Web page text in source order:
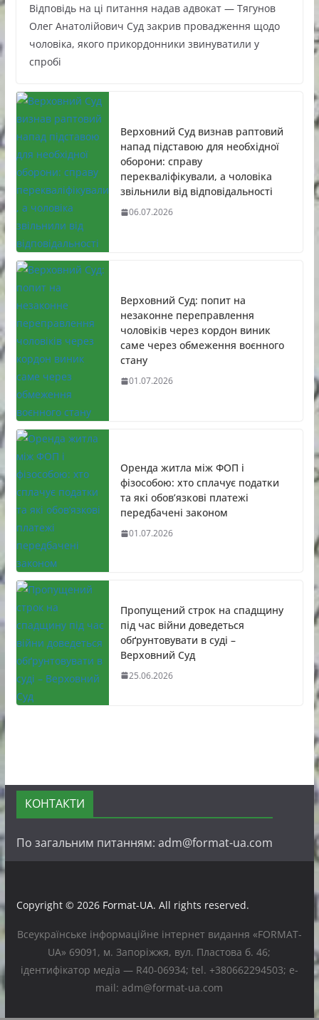
Відповідь на ці питання надав адвокат — Тягунов
Олег Анатолійович Суд закрив провадження щодо
чоловіка, якого прикордонники звинуватили у
спробі
Верховний Суд визнав раптовий
напад підставою для необхідної
оборони: справу
перекваліфікували, а чоловіка
звільнили від відповідальності
06.07.2026
Верховний Суд: попит на
незаконне переправлення
чоловіків через кордон виник
саме через обмеження воєнного
стану
01.07.2026
Оренда житла між ФОП і
фізособою: хто сплачує податки
та які обов’язкові платежі
передбачені законом
01.07.2026
Пропущений строк на спадщину
під час війни доведеться
обґрунтовувати в суді –
Верховний Суд
25.06.2026
КОНТАКТИ
По загальним питанням: adm@format-ua.com
Copyright © 2026 Format-UA. All rights reserved.
Всеукраїнське інформаційне інтернет видання «FORMAT-
UA» 69091, м. Запоріжжя, вул. Пластова б. 46;
ідентифікатор медіа — R40-06934; tel. +380662294503; e-
mail: adm@format-ua.com